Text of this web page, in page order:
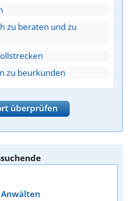
zu beraten und zu
zu beurkunden
überprüfen